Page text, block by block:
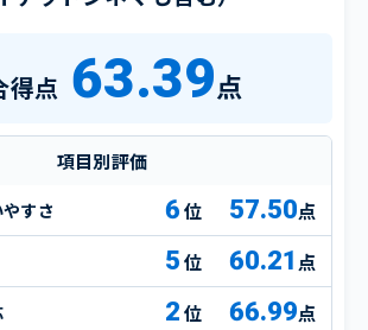
得点 63.39点
項目別評価
すさ 6 57.50点
5 60.21 点
2 66.99点